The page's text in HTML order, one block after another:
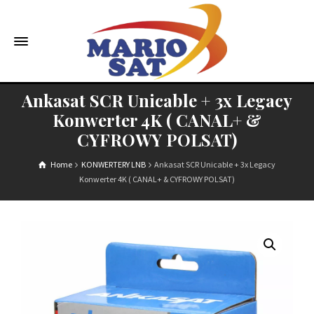
Ankasat SCR Unicable + 3x Legacy
Konwerter 4K ( CANAL+ &
CYFROWY POLSAT)
Home KONWERTERY LNB
Ankasat SCR Unicable + 3x Legacy
Konwerter 4K ( CANAL+ & CYFROWY POLSAT)